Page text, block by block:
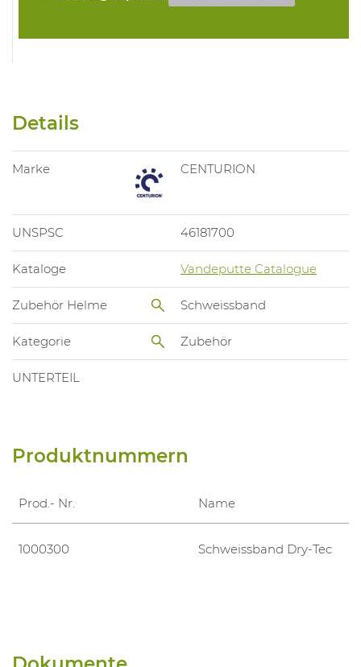
Details
Marke CENTURION
UNSPSC 46181700
Kataloge Vandeputte Catalogue
Zubehör Helme Schweissband
Kategorie Zubehör
UNTERTEIL
Produktnummern
Prod.- Nr. Name
1000300 Schweissband Dry-Tec